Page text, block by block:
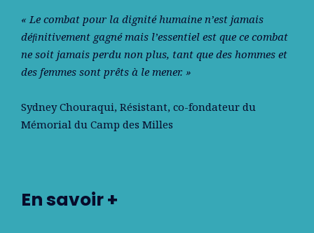
« Le combat pour la dignité humaine n’est jamais
déﬁnitivement gagné mais l’essentiel est que ce combat
ne soit jamais perdu non plus, tant que des hommes et
des femmes sont prêts à le mener. »
Sydney Chouraqui, Résistant, co-fondateur du
Mémorial du Camp des Milles
En savoir +